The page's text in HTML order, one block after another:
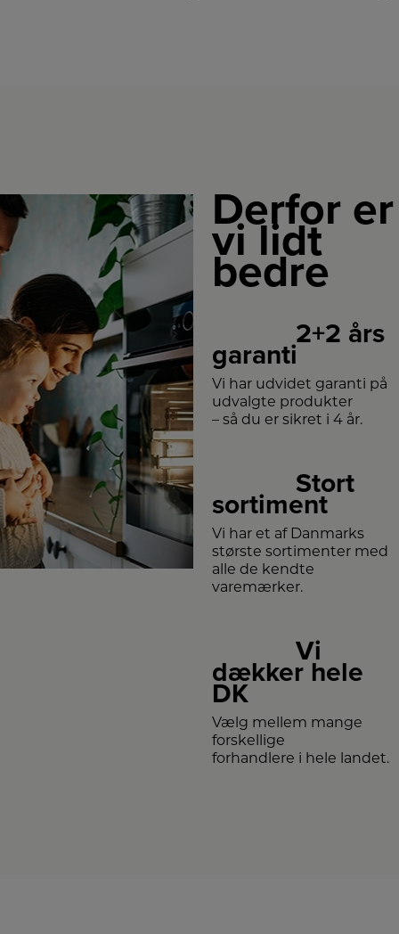
Derfor er
vi lidt
bedre
2+2 års
garanti
Vi har udvidet garanti på
udvalgte produkter
– så du er sikret i 4 år.
Stort
sortiment
Vi har et af Danmarks
største sortimenter med
alle de kendte
varemærker.
Vi
dækker hele
DK
Vælg mellem mange
forskellige
forhandlere i hele landet.